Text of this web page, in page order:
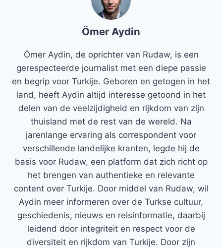
Ömer Aydin
Ömer Aydin, de oprichter van Rudaw, is een
gerespecteerde journalist met een diepe passie
en begrip voor Turkije. Geboren en getogen in het
land, heeft Aydin altijd interesse getoond in het
delen van de veelzijdigheid en rijkdom van zijn
thuisland met de rest van de wereld. Na
jarenlange ervaring als correspondent voor
verschillende landelijke kranten, legde hij de
basis voor Rudaw, een platform dat zich richt op
het brengen van authentieke en relevante
content over Turkije. Door middel van Rudaw, wil
Aydin meer informeren over de Turkse cultuur,
geschiedenis, nieuws en reisinformatie, daarbij
leidend door integriteit en respect voor de
diversiteit en rijkdom van Turkije. Door zijn